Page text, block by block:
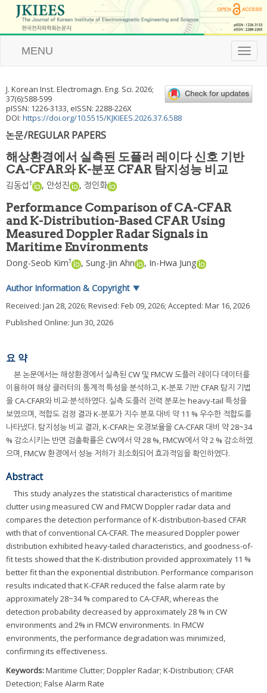
T
o
l
e
g
MENU
J. Korean Inst. Electromagn. Eng. Sci. 2026;
37(6):588-599
pISSN: 1226-3133, eISSN: 2288-226X
DOI: https://doi.org/10.5515/KJKIEES.2026.37.6.588
논문/REGULAR PAPERS
해상환경에서 실측된 도플러 레이다 신호 기반
CA-CFAR와 K-분포 CFAR 탐지성능 비교
김동섭† , 안성진 , 정인화
Performance Comparison of CA-CFAR
and K-Distribution-Based CFAR Using
Measured Doppler Radar Signals in
Maritime Environments
Dong-Seob Kim† , Sung-Jin Ahn , In-Hwa Jung
Author Information & Copyright ▼
Received: Jan 28, 2026; Revised: Feb 09, 2026; Accepted: Mar 16, 2026
Published Online: Jun 30, 2026
요 약
본 논문에서는 해상환경에서 실측된 CW 및 FMCW 도플러 레이다 데이터를
이용하여 해상 클러터의 통계적 특성을 분석하고, K-분포 기반 CFAR 탐지 기법
을 CA-CFAR와 비교·분석하였다. 실측 도플러 전력 분포는 heavy-tail 특성을
보였으며, 적합도 검정 결과 K-분포가 지수 분포 대비 약 11 % 우수한 적합도를
나타냈다. 탐지성능 비교 결과, K-CFAR는 오경보율을 CA-CFAR 대비 약 28~34
% 감소시키는 반면 검출확률은 CW에서 약 28 %, FMCW에서 약 2 % 감소하였
으며, FMCW 환경에서 성능 저하가 최소화되어 효과적임을 확인하였다.
Abstract
This study analyzes the statistical characteristics of maritime
clutter using measured CW and FMCW Doppler radar data and
compares the detection performance of K-distribution-based CFAR
with that of conventional CA-CFAR. The measured Doppler power
distribution exhibited heavy-tailed characteristics, and goodness-of-
fit tests showed that the K-distribution provided approximately 11 %
better fit than the exponential distribution. Performance comparison
results indicated that K-CFAR reduced the false alarm rate by
approximately 28~34 % compared to CA-CFAR, whereas the
detection probability decreased by approximately 28 % in CW
environments and 2% in FMCW environments. In FMCW
environments, the performance degradation was minimized,
confirming its effectiveness.
Keywords:Maritime Clutter; Doppler Radar; K-Distribution; CFAR
Detection; False Alarm Rate